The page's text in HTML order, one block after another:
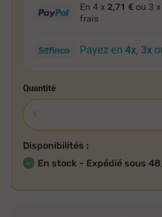
En 4 x 2,71 € ou 3 x
frais
Payez en 4x, 3x
Quantité
Disponibilités :
En stock - Expédié sous